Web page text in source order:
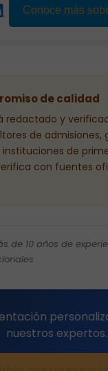
Conoce más
de calidad
redactado y
de admisiones,
instituciones de
con fuentes
de 10 años de
nuestros expertos.